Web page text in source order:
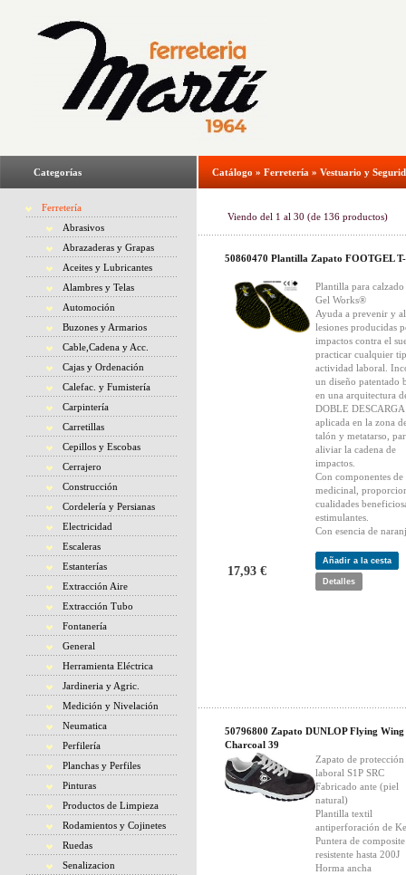
Categorías
Ferretería
Abrasivos
Abrazaderas y Grapas
Aceites y Lubricantes
Alambres y Telas
Automoción
Buzones y Armarios
Cable,Cadena y Acc.
Cajas y Ordenación
Calefac. y Fumistería
Carpintería
Carretillas
Cepillos y Escobas
Cerrajero
Construcción
Cordelería y Persianas
Electricidad
Escaleras
Estanterías
Extracción Aire
Extracción Tubo
Fontanería
General
Herramienta Eléctrica
Jardineria y Agric.
Medición y Nivelación
Neumatica
Perfilería
Planchas y Perfiles
Pinturas
Productos de Limpieza
Rodamientos y Cojinetes
Ruedas
Senalizacion
Catálogo » Ferretería » Vestuario y
Viendo del 1 al 30 (de 136 productos)
50860470 Plantilla Zapato FOOTGEL
Plantilla para
Gel Works®
Ayuda a prevenir y
lesiones producidas
impactos contra el
practicar cualquier
actividad laboral.
un diseño patentado
en una arquitectura
DOBLE DESCARGA
aplicada en la zona
talón y metatarso,
aliviar la cadena de
impactos.
Con componentes de
medicinal,
cualidades
estimulantes.
Con esencia de
17,93 €
Añadir a la cesta
Detalles
50796800 Zapato DUNLOP Flying Wing
Charcoal 39
Zapato de protección
laboral S1P SRC
Fabricado ante (piel
natural)
Plantilla textil
antiperforación de
Puntera de composite
resistente hasta 200J
Horma ancha